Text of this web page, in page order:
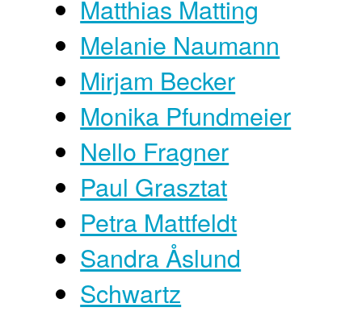
Matthias Matting
Melanie Naumann
Mirjam Becker
Monika Pfundmeier
Nello Fragner
Paul Grasztat
Petra Mattfeldt
Sandra Åslund
Schwartz